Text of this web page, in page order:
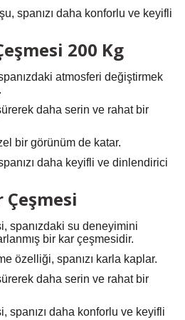
spanızı daha konforlu ve keyifli
200 Kg
atmosferi değiştirmek
daha serin ve rahat bir
bir görünüm de katar.
daha keyifli ve dinlendirici
Çeşmesi
spanızdaki su deneyimini
bir kar çeşmesidir.
özelliği, spanızı karla kaplar.
daha serin ve rahat bir
spanızı daha konforlu ve keyifli